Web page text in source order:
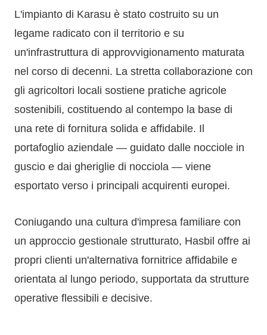
L'impianto di Karasu è stato costruito su un
legame radicato con il territorio e su
un'infrastruttura di approvvigionamento maturata
nel corso di decenni. La stretta collaborazione con
gli agricoltori locali sostiene pratiche agricole
sostenibili, costituendo al contempo la base di
una rete di fornitura solida e affidabile. Il
portafoglio aziendale — guidato dalle nocciole in
guscio e dai gheriglie di nocciola — viene
esportato verso i principali acquirenti europei.
Coniugando una cultura d'impresa familiare con
un approccio gestionale strutturato, Hasbil offre ai
propri clienti un'alternativa fornitrice affidabile e
orientata al lungo periodo, supportata da strutture
operative flessibili e decisive.